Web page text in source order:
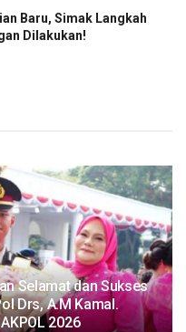
Baru, Simak Langkah
Dilakukan!
Selamat dan Sukses
Drs, A.M Kamal.
2026